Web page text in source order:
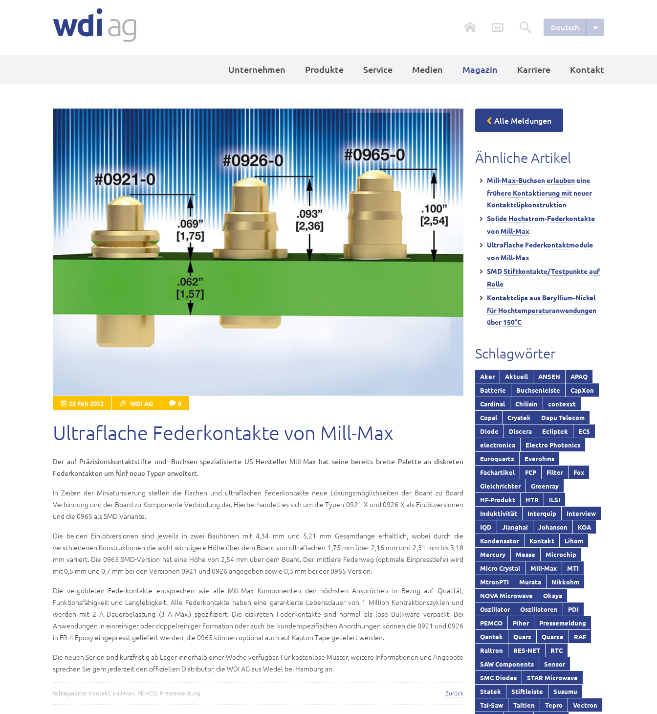
Deutsch
Unternehmen Produkte Service Medien Magazin Karriere Kontakt
23 Feb 2012 WDI AG 0
Ultraflache Federkontakte von Mill-Max
Der auf Präzisionskontaktstifte und -Buchsen spezialisierte US Hersteller Mill-Max hat seine bereits breite Palette an diskreten
Federkontakten um fünf neue Typen erweitert.
In Zeiten der Miniaturisierung stellen die flachen und ultraflachen Federkontakte neue Lösungsmöglichkeiten der Board zu Board
Verbindung und der Board zu Komponente Verbindung dar. Hierbei handelt es sich um die Typen 0921-X und 0926-X als Einlötversionen
und die 0965 als SMD Variante.
Die beiden Einlötversionen sind jeweils in zwei Bauhöhen mit 4,34 mm und 5,21 mm Gesamtlänge erhältlich, wobei durch die
verschiedenen Konstruktionen die wohl wichtigere Höhe über dem Board von ultraflachen 1,75 mm über 2,16 mm und 2,31 mm bis 3,18
mm variiert. Die 0965 SMD-Version hat eine Höhe von 2,54 mm über dem Board. Der mittlere Federweg (optimale Einpresstiefe) wird
mit 0,5 mm und 0,7 mm bei den Versionen 0921 und 0926 angegeben sowie 0,3 mm bei der 0965 Version.
Die vergoldeten Federkontakte entsprechen wie alle Mill-Max Komponenten den höchsten Ansprüchen in Bezug auf Qualität,
Funktionsfähigkeit und Langlebigkeit. Alle Federkontakte haben eine garantierte Lebensdauer von 1 Million Kontraktionszyklen und
werden mit 2 A Dauerbelastung (3 A Max.) spezifiziert. Die diskreten Federkontakte sind normal als lose Bulkware verpackt. Bei
Anwendungen in einreihiger oder doppelreihiger Formation oder auch bei kundenspezifischen Anordnungen können die 0921 und 0926
in FR-4 Epoxy eingepresst geliefert werden, die 0965 können optional auch auf Kapton-Tape geliefert werden.
Die neuen Serien sind kurzfristig ab Lager innerhalb einer Woche verfügbar. Für kostenlose Muster, weitere Informationen und Angebote
sprechen Sie gern jederzeit den offiziellen Distributor, die WDI AG aus Wedel bei Hamburg an.
Schlagworte: Kontakt Mill-Max PEMCO Pressemeldung Zurück
Alle Meldungen
Ähnliche Artikel
Mill-Max-Buchsen erlauben eine
frühere Kontaktierung mit neuer
Kontaktclipkonstruktion
Solide Hochstrom-Federkontakte
von Mill-Max
Ultraflache Federkontaktmodule
von Mill-Max
SMD Stiftkontakte/Testpunkte auf
Rolle
Kontaktclips aus Beryllium-Nickel
für Hochtemperaturanwendungen
über 150°C
Schlagwörter
Aker Aktuell ANSEN
APAQ
Batterie
Buchsenleiste
CapXon
Cardinal
Chilisin
contexxt
Copal
Crystek
Dapu Telecom
Diode
Discera Ecliptek
ECS
electronica
Electro Photonics
Euroquartz
Everohms
Fachartikel
FCP Filter
Fox
Gleichrichter
Greenray
HF-Produkt
HTR
ILSI
Induktivität
Interquip
Interview
IQD
Jianghai Johanson
KOA
Kondensator
Kontakt
Lihom
Mercury
Messe
Microchip
Micro Crystal
Mill-Max
MTI
MtronPTI
Murata
Nikkohm
NOVA Microwave
Okaya
Oszillator
Oszillatoren
PDI
PEMCO
Piher
Pressemeldung
Qantek
Quarz Quarze
RAF
Raltron
RES-NET
RTC
SAW Components
Sensor
SMC Diodes
STAR Microwave
Statek
Stiftleiste
Susumu
Tai-Saw
Taitien Tepro
Vectron